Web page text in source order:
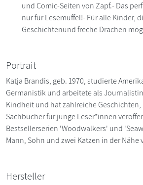
und Comic-Seiten von Zapf.- Das
nur für Lesemuffel!- Für alle Kinder,
Geschichtenund freche Drachen
Portrait
Katja Brandis, geb. 1970, studierte
Germanistik und arbeitete als
Kindheit und hat zahlreiche Geschichten,
Sachbücher für junge Leser*innen
Bestsellerserien 'Woodwalkers' und
Mann, Sohn und zwei Katzen in der Nähe
Hersteller